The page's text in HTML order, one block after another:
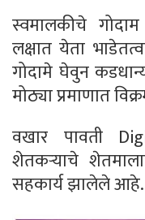
स्वमालकीचे
लक्षात येता
गोदामे घेवुन
मोठ्या प्रमाणात
वखार पावती
शेतकऱ्याचे
सहकार्य झालेले आहे.